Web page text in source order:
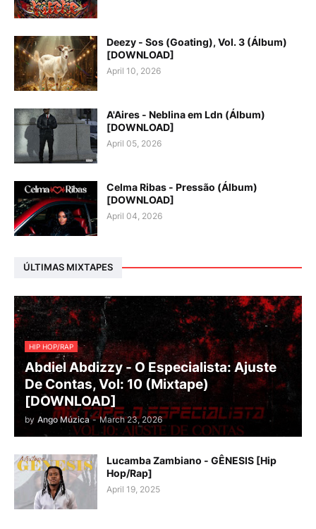
Deezy - Sos (Goating), Vol. 3 (Álbum)
[DOWNLOAD]
April 10, 2026
A'Aires - Neblina em Ldn (Álbum)
[DOWNLOAD]
April 05, 2026
Celma Ribas - Pressão (Álbum)
[DOWNLOAD]
April 04, 2026
ÚLTIMAS MIXTAPES
HIP HOP/RAP
Abdiel Abdizzy - O Especialista: Ajuste
De Contas, Vol: 10 (Mixtape)
[DOWNLOAD]
by Ango Múzica - March 23, 2026
Lucamba Zambiano - GÊNESIS [Hip
Hop/Rap]
April 19, 2025